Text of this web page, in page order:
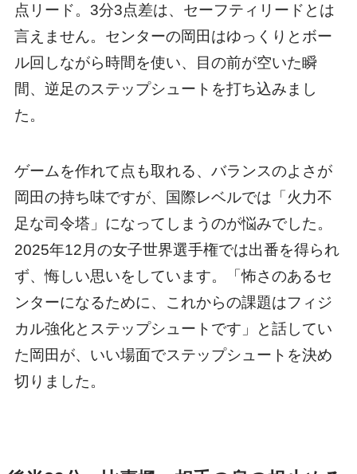
点リード。3分3点差は、セーフティリードとは
言えません。センターの岡田はゆっくりとボー
ル回しながら時間を使い、目の前が空いた瞬
間、逆足のステップシュートを打ち込みまし
た。
ゲームを作れて点も取れる、バランスのよさが
岡田の持ち味ですが、国際レベルでは「火力不
足な司令塔」になってしまうのが悩みでした。
2025年12月の女子世界選手権では出番を得られ
ず、悔しい思いをしています。「怖さのあるセ
ンターになるために、これからの課題はフィジ
カル強化とステップシュートです」と話してい
た岡田が、いい場面でステップシュートを決め
切りました。